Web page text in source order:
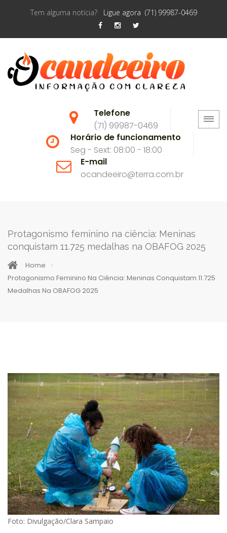
Tem alguma notícia? Ligue agora (71) 99987-0469
Telefone
(71) 99987-0469
Horário de funcionamento
Seg - Sext: 08:00 - 18:00
E-mail
ocandeeiro@terra.com.br
Protagonismo feminino na ciência: Meninas
conquistam 11.725 medalhas na OBAFOG 2025
Home
Protagonismo Feminino Na Ciência: Meninas Conquistam 11.725
Medalhas Na OBAFOG 2025
Foto: Divulgação/Clara Sampaio